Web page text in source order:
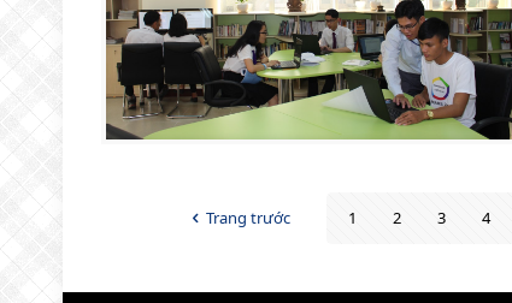
Trang trước 1 2 3 4